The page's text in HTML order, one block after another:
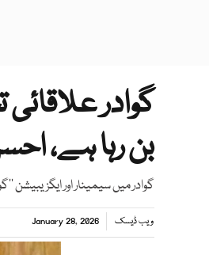
گوادر
بن رہا ہے،
گوادر میں سیمینار اور ایگزیبیشن ’’گوادر جدید
ویب ڈیسک January 28, 2026